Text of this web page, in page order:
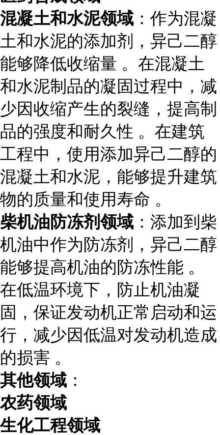
混凝土和水泥领域 ：作为混凝
土和水泥的添加剂，异己二醇
能够降低收缩量 。在混凝土
和水泥制品的凝固过程中，减
少因收缩产生的裂缝，提高制
品的强度和耐久性 。在建筑
工程中，使用添加异己二醇的
混凝土和水泥，能够提升建筑
物的质量和使用寿命 。
柴机油防冻剂领域 ：添加到柴
机油中作为防冻剂，异己二醇
能够提高机油的防冻性能 。
在低温环境下，防止机油凝
固，保证发动机正常启动和运
行，减少因低温对发动机造成
的损害 。
其他领域 ：
农药领域
生化工程领域